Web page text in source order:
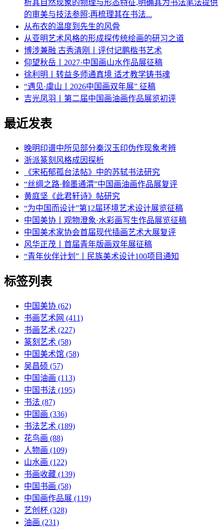
析其自然现象的物理与形态特征,明确其为书法笔法提供
的审美与技法参照;再梳理其在书法...
从布衣的温度到先生的风骨
从亚明艺术风格的形成探传统绘画的研习之道
博涉兼融 古秀清刚丨评付记鹏楷书艺术
仰望秋岳丨2027·中国画山水作品展征稿
徐利明丨转益多师通真境 适才教学铸书魂
“遇见·虞山丨2026中国画双年展” 征稿
吉光凤羽丨第二届中国画油画作品展览初评
最近发表
晚明印谱中所见部分秦汉玉印伪作现象考辨
浙派篆刻风格成因探析
《宋拓郁孤台法帖》中的苏轼书法研究
“丝绸之路·翰墨通渭”中国画油画作品展复评
黄庭坚《此君轩诗》帖研究
“为中国而设计”第12届环境艺术设计展览征稿
中国美协丨观物澄象·水彩画写生作品展览征稿
中国美术家协会首届现代插画艺术大展复评
风华正茂丨首届青年版画双年展征稿
“青年伙伴计划”丨民族美术设计100项目通知
标签列表
中国美协 (62)
书画艺术网 (411)
书画艺术 (227)
篆刻艺术 (58)
中国美术馆 (58)
吴昌硕 (57)
中国油画 (113)
中国书法 (195)
书法 (87)
中国画 (336)
书法艺术 (189)
花鸟画 (88)
人物画 (109)
山水画 (122)
书画收藏 (139)
中国书画 (58)
中国画作品展 (119)
艺创杯 (328)
油画 (231)